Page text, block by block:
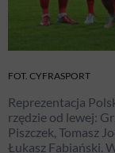
FOT. CYFRASPORT
Reprezentacja
rzędzie od lewej:
Piszczek, Tomasz
Łukasz Fabiański.